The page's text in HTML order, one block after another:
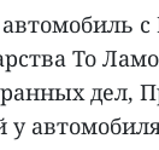
автомобиль
То
дел,
у